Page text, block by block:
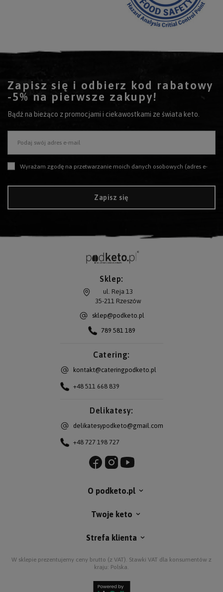
Zapisz się i odbierz kod rabatowy
-5% na pierwsze zakupy!
Bądź na bieżąco z promocjami i ciekawostkami ze świata keto.
Podaj swój adres e-mail
Wyrażam zgodę na przetwarzanie moich danych osobowych (adres e-mail) na potrzeby wysyłki newslettera z informacją handlową (marketing). Więcej w
Zapisz się
Sklep:
ul. Reja 13
35-211 Rzeszów
sklep@podketo.pl
789 581 189
Catering:
kontakt@cateringpodketo.pl
+48 511 668 839
Delikatesy:
delikatesypodketo@gmail.com
+48 727 198 727
O podketo.pl
Twoje keto
Strefa klienta
W sklepie prezentujemy ceny brutto (z VAT). Stawki VAT dla konsumentów z
kraju: Polska.